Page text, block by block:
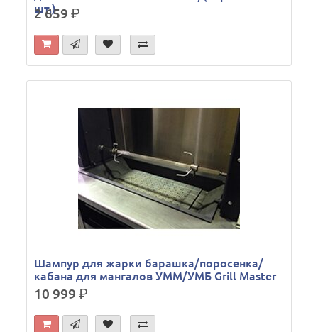
шт.)
2 659р.
Шампур для жарки барашка/поросенка/
кабана для мангалов УММ/УМБ Grill Master
10 999р.